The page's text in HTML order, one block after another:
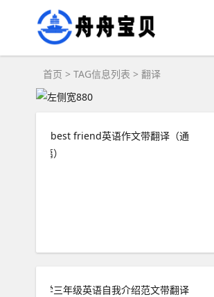
首页 > TAG信息列表 > 翻译